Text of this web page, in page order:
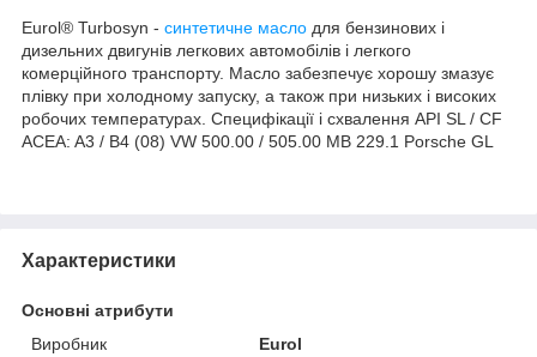
Eurol® Turbosyn - синтетичне масло для бензинових і
дизельних двигунів легкових автомобілів і легкого
комерційного транспорту. Масло забезпечує хорошу змазує
плівку при холодному запуску, а також при низьких і високих
робочих температурах. Специфікації і схвалення API SL / CF
ACEA: A3 / B4 (08) VW 500.00 / 505.00 MB 229.1 Porsche GL
Характеристики
Основні атрибути
Виробник
Eurol